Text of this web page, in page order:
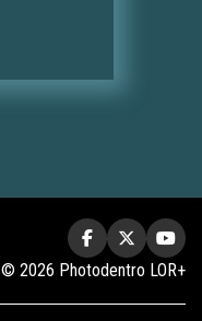
© 2026 Photodentro LOR+